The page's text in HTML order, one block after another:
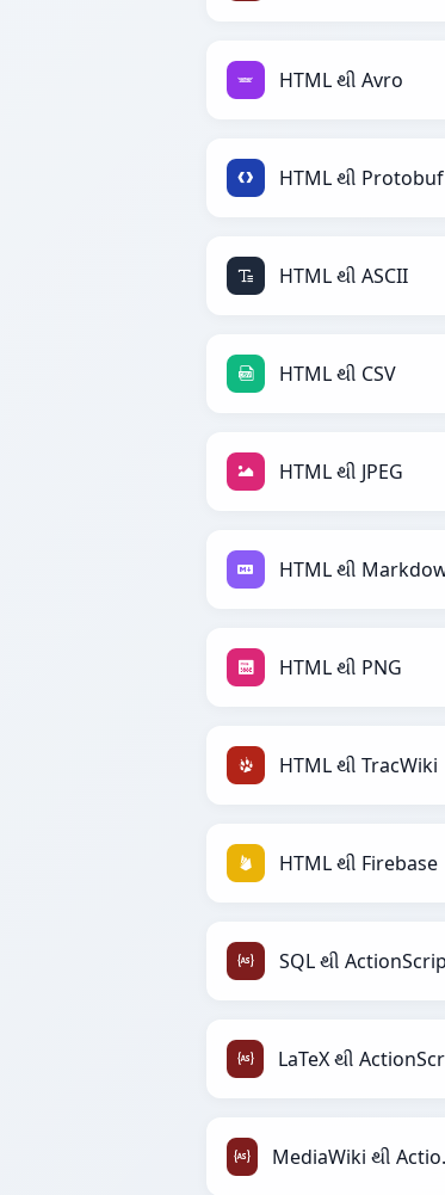
HTML થી Avro
HTML થી Protobuf
HTML થી ASCII
HTML થી CSV
HTML થી JPEG
HTML થી
HTML થી PNG
HTML થી TracWiki
HTML થી Firebase
SQL થી